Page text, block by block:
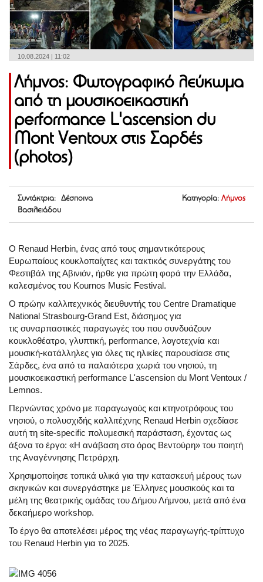
10.08.2024 | 11:02
Λήμνος: Φωτογραφικό λεύκωμα
από τη μουσικοεικαστική
performance L'ascension du
Mont Ventoux στις Σαρδές
(photos)
Συντάκτρια: Δέσποινα
Βασιλειάδου
Κατηγορία: Λήμνος
Ο Renaud Herbin, ένας από τους σημαντικότερους
Ευρωπαίους κουκλοπαίχτες και τακτικός συνεργάτης του
Φεστιβάλ της Αβινιόν, ήρθε για πρώτη φορά την Ελλάδα,
καλεσμένος του Kournos Music Festival.
Ο πρώην καλλιτεχνικός διευθυντής του Centre Dramatique
National Strasbourg-Grand Est, διάσημος για
τις συναρπαστικές παραγωγές του που συνδυάζουν
κουκλοθέατρο, γλυπτική, performance, λογοτεχνία και
μουσική-κατάλληλες για όλες τις ηλικίες παρουσίασε στις
Σάρδες, ένα από τα παλαιότερα χωριά του νησιού, τη
μουσικοεικαστική performance L'ascension du Mont Ventoux /
Lemnos.
Περνώντας χρόνο με παραγωγούς και κτηνοτρόφους του
νησιού, ο πολυσχιδής καλλιτέχνης Renaud Herbin σχεδίασε
αυτή τη site-specific πολυμεσική παράσταση, έχοντας ως
άξονα το έργο: «Η ανάβαση στο όρος Βεντούρη» του ποιητή
της Αναγέννησης Πετράρχη.
Χρησιμοποίησε τοπικά υλικά για την κατασκευή μέρους των
σκηνικών και συνεργάστηκε με Έλληνες μουσικούς και τα
μέλη της θεατρικής ομάδας του Δήμου Λήμνου, μετά από ένα
δεκαήμερο workshop.
Το έργο θα αποτελέσει μέρος της νέας παραγωγής-τρίπτυχο
του Renaud Herbin για το 2025.